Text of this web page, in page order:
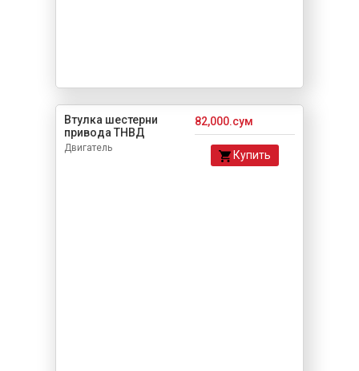
Втулка шестерни
привода ТНВД
Двигатель
82,000.сум
Купить